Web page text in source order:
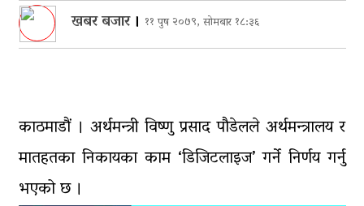
‘नागढुंगा-सिस्नेखोला सुरुङमार्ग’
सञ्चालनमा, शुल्कदर यस्तो छ…
आठ लाख २१ हजार घुससहित सिँचाइ
डिभिजन सर्लाहीका प्रमुख र अधिकृत
पक्राउ
खबर बजार। ११ पुष २०७९, सोमबार १८:३६
काठमाडौं । अर्थमन्त्री विष्णु प्रसाद पौडेलले अर्थमन्त्रालय र
मातहतका निकायका काम ‘डिजिटलाइज’ गर्ने निर्णय गर्नु
भएको छ ।